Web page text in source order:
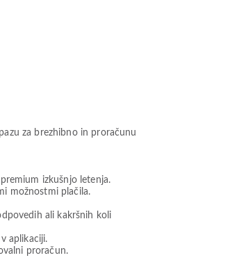
za brezhibno in proračunu
izkušnjo letenja.
možnostmi plačila.
ali kakršnih koli
aplikaciji.
proračun.